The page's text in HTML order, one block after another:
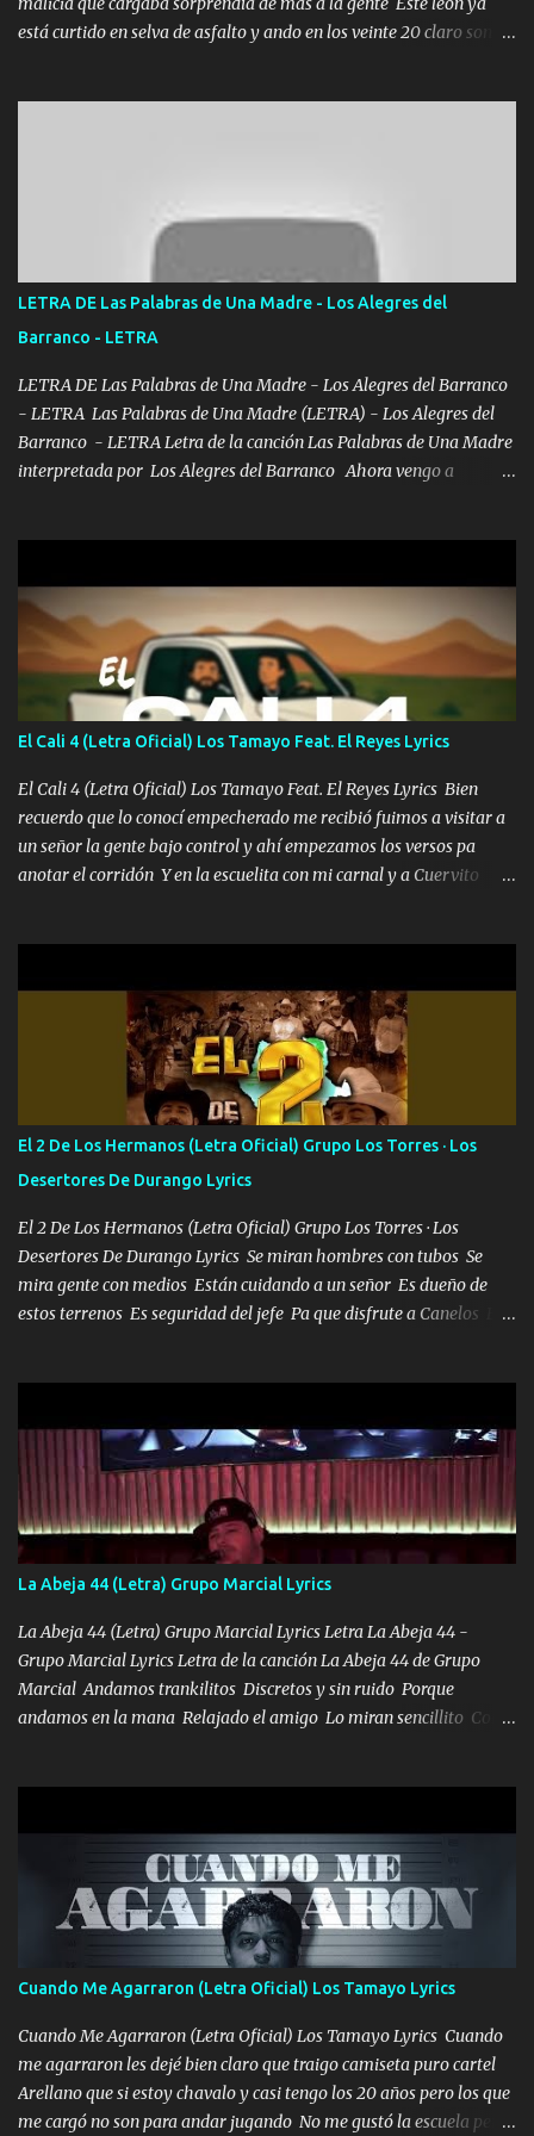
está curtido en selva de asfalto y ando en los veinte 20 claro son
Ya pasé varias hazañas ya tienen rato que me agarran el colmillo
de este León los estatales no sé esperaron Al tiro esta la PrimiZa
también la nueve que cargo al lado doy la mano al que su amigo y
al traicionero damos pa abajo Y No me paran aquí hay pa más
pues hay charola les voy a dar hasta topar pues no hay de otra...
LETRA DE Las Palabras de Una Madre - Los Alegres del
Barranco - LETRA
LETRA DE Las Palabras de Una Madre - Los Alegres del Barranco
- LETRA Las Palabras de Una Madre (LETRA) - Los Alegres del
Barranco - LETRA Letra de la canción Las Palabras de Una Madre
interpretada por Los Alegres del Barranco Ahora vengo a
quiso, él tiempo sigue pasando y nunca te olvidaremos, aquí
seguiré esperando hasta volvernos a vernos El recuerdo que yo
tengo de mi mente no se va, en mi corazón me llevo lo mismo que
tu papá, a veces me pongo triste porque no puedo mirarte, mas se
que tu me escuchas porque tu eres mi gran ángel, El desespero me
llega para reunirme contigo, tu iluminas mi sendero por siempre
serás mi niño, del amor que yo te tengo es co...
El Cali 4 (Letra Oficial) Los Tamayo Feat. El Reyes Lyrics
El Cali 4 (Letra Oficial) Los Tamayo Feat. El Reyes Lyrics Bien
recuerdo que lo conocí empecherado me recibió fuimos a visitar a
un señor la gente bajo control y ahí empezamos los versos pa
anotar el corridón Y en la escuelita con mi carnal y a Cuervito
camisa es color Verde y peleam0s la Bandera por todita a la ciudad
con los drones patrullando la Frontera De Tijuana Bulevares
Bellas Artes me ve en las blancas ya hace falta mi APA FLACO
verde se le extraña pa que sepan Aquí Pura GENTE DE LA RANA 🐸
POR CLAVE ES EL CALI 4 EN LA CIUDAD TIJUANA Música Al
tirante andamos mi carnal atento a cualquier necesidad no porque
se ve limpio el camino nos confiamos al andar y nunca con la
misma piedra me vuelvo a tropezar Cuando ando de enamorado
en corto me tiró a per...
El 2 De Los Hermanos (Letra Oficial) Grupo Los Torres · Los
Desertores De Durango Lyrics
El 2 De Los Hermanos (Letra Oficial) Grupo Los Torres · Los
Desertores De Durango Lyrics Se miran hombres con tubos Se
mira gente con medios Están cuidando a un señor Es dueño de
estos terrenos Es seguridad del jefe Pa que disfrute a Canelos Es
ni tampoco las mujeres porque es platica de grandes por eso hay
que estar alegres doy las instrucciones para atender los deberes
Música Si es que salta algún problema de confianza tengo gente
ahí está el Hombre Cuarenta y también Pariente 7 arreglan
cualquier problema no más es cuestión que ordené NOS HACE
FALTA UN HERMANO DE CLAVE ERA EL 24 SIEMPRE FUE UN
HOMBRE VALIENTE POR ALGO M'URIÓ PELEAND0 SIEMPRE
VIO POR LA FAMILIA PARA QUE SIGA EL LEGADO Es el DOS de
los HERMANOS un cerebro inteligente y com...
La Abeja 44 (Letra) Grupo Marcial Lyrics
La Abeja 44 (Letra) Grupo Marcial Lyrics Letra La Abeja 44 -
Grupo Marcial Lyrics Letra de la canción La Abeja 44 de Grupo
Marcial Andamos trankilitos Discretos y sin ruido Porque
andamos en la mana Relajado el amigo Lo miran sencillito Con
coronamos Se jala los marciales Y sus guitarras ya van sonando
Un gallardo me prendo Para agarrar el vuelo y la mente y
tranquilizando Tomense un buen trago Y así es como empezamos
los versos que voy cantando (Music) A vido alta y bajas La carreta
se atora Pero nunca le aflojamos Ya me han pasado cosas Y
aunque ustedes no sepan Pero la vida es muy corta Hay que
echarle chingazos Y seguir trabajando porque nada es...
Cuando Me Agarraron (Letra Oficial) Los Tamayo Lyrics
Cuando Me Agarraron (Letra Oficial) Los Tamayo Lyrics Cuando
me agarraron les dejé bien claro que traigo camiseta puro cartel
Arellano que si estoy chavalo y casi tengo los 20 años pero los que
me cargó no son para andar jugando No me gustó la escuela pero